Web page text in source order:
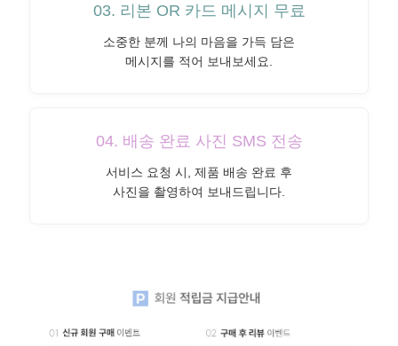
03. 리본 OR 카드 메시지 무료
소중한 분께 나의 마음을 가득 담은
메시지를 적어 보내보세요.
04. 배송 완료 사진 SMS 전송
서비스 요청 시, 제품 배송 완료 후
사진을 촬영하여 보내드립니다.